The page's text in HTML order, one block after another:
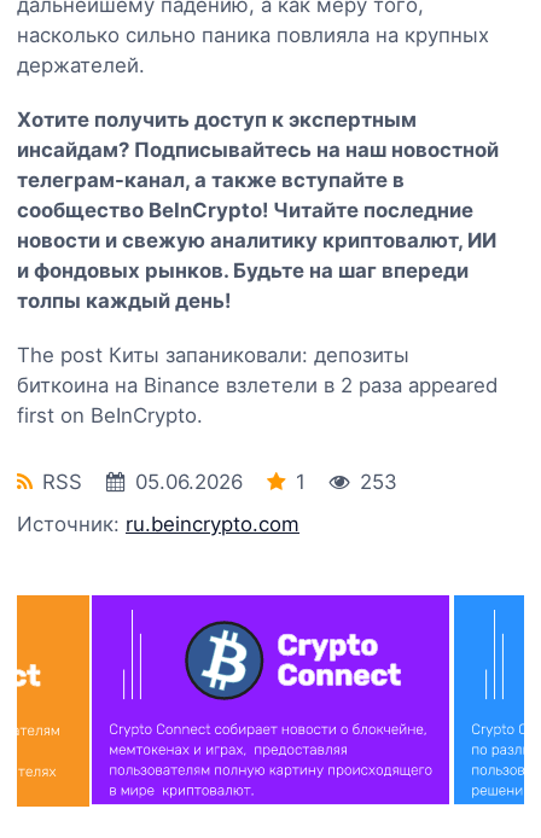
дальнейшему падению, а как меру того,
насколько сильно паника повлияла на крупных
держателей.
Хотите получить доступ к экспертным
инсайдам? Подписывайтесь на наш новостной
телеграм-канал, а также вступайте в
сообщество BeInCrypto! Читайте последние
новости и свежую аналитику криптовалют, ИИ
и фондовых рынков. Будьте на шаг впереди
толпы каждый день!
The post Киты запаниковали: депозиты
биткоина на Binance взлетели в 2 раза appeared
first on BeInCrypto.
RSS 05.06.2026 1
253
Источник: ru.beincrypto.com